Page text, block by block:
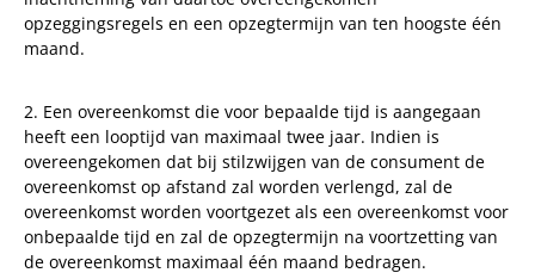
opzeggingsregels en een opzegtermijn van ten hoogste één
maand.
2. Een overeenkomst die voor bepaalde tijd is aangegaan
heeft een looptijd van maximaal twee jaar. Indien is
overeengekomen dat bij stilzwijgen van de consument de
overeenkomst op afstand zal worden verlengd, zal de
overeenkomst worden voortgezet als een overeenkomst voor
onbepaalde tijd en zal de opzegtermijn na voortzetting van
de overeenkomst maximaal één maand bedragen.